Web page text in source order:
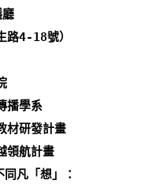
18號）
播學系
研發計畫
領航計畫
「想」：